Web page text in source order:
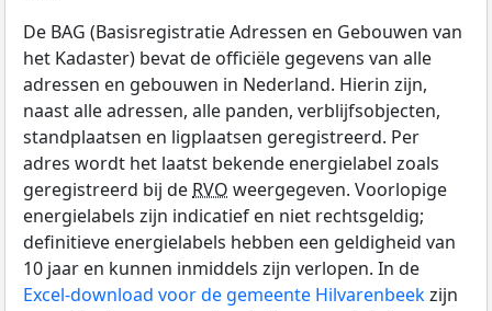
De BAG (Basisregistratie Adressen en Gebouwen van
het Kadaster) bevat de officiële gegevens van alle
adressen en gebouwen in Nederland. Hierin zijn,
naast alle adressen, alle panden, verblijfsobjecten,
standplaatsen en ligplaatsen geregistreerd. Per
adres wordt het laatst bekende energielabel zoals
geregistreerd bij de RVO weergegeven. Voorlopige
energielabels zijn indicatief en niet rechtsgeldig;
definitieve energielabels hebben een geldigheid van
10 jaar en kunnen inmiddels zijn verlopen. In de
Excel-download voor de gemeente Hilvarenbeekzijn